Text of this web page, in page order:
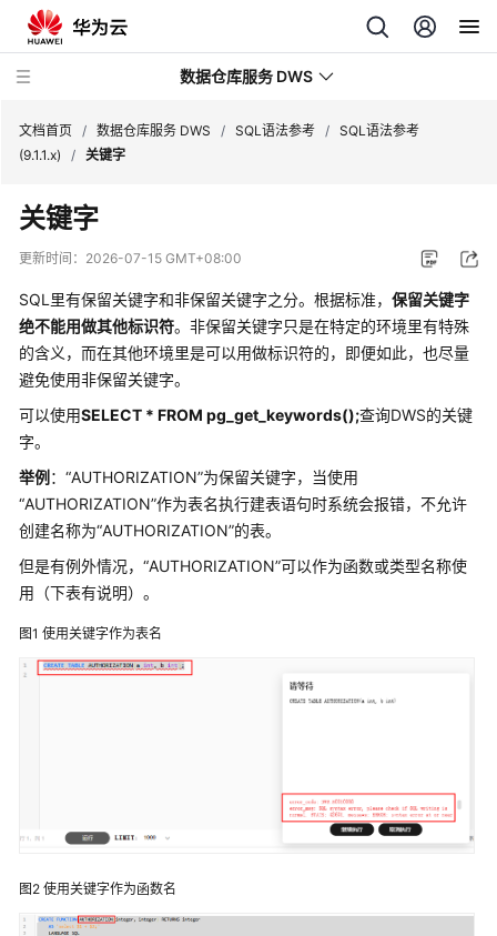
数据仓库服务 DWS
最
新
动
服
务
公
品
介
绍
计
费
说
南
文档首页 / 数据仓库服务 DWS / SQL语法参考 / SQL语法参考
(9.1.1.x)
/ 关键字
关键字
更新时间： 2026-07-15 GMT+08:00
SQL里有保留关键字和非保留关键字之分。根据标准， 保留关键字
绝不能用做其他标识符。非保留关键字只是在特定的环境里有特殊
的含义，而在其他环境里是可以用做标识符的，即便如此，也尽量
避免使用非保留关键字。
可以使用SELECT * FROM pg_get_keywords();查询DWS的关键
字。
举例 ：“AUTHORIZATION”为保留关键字，当使用
“AUTHORIZATION”作为表名执行建表语句时系统会报错，不允许
创建名称为“AUTHORIZATION”的表。
但是有例外情况，“AUTHORIZATION”可以作为函数或类型名称使
用（下表有说明）。
图1 使用关键字作为表名
图2 使用关键字作为函数名